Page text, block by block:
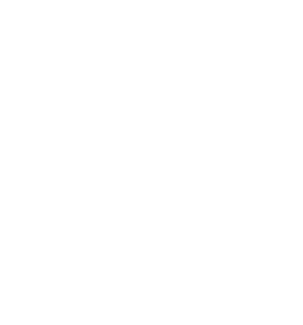
galaretki ze śmietanką. Wszyscy bawili się doskonale,
dzieciom wiele radości. Bal zakończył się wspólnym
– Świąt Paschalnych. Czas pojednania z Bogiem i z
tzn. do modlitwy, postu i jałmużny.
dla dzieci